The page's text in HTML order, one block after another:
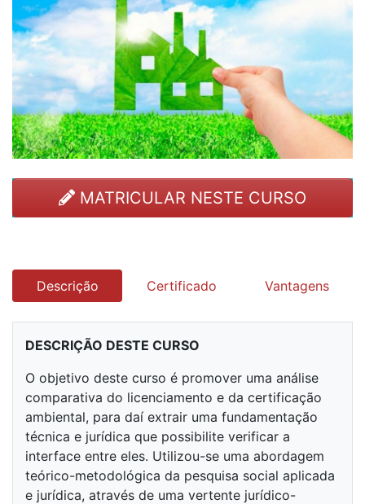
MATRICULAR NESTE CURSO
Descrição Certificado Vantagens
DESCRIÇÃO DESTE CURSO
O objetivo deste curso é promover uma análise
comparativa do licenciamento e da certificação
ambiental, para daí extrair uma fundamentação
técnica e jurídica que possibilite verificar a
interface entre eles. Utilizou-se uma abordagem
teórico-metodológica da pesquisa social aplicada
e jurídica, através de uma vertente jurídico-